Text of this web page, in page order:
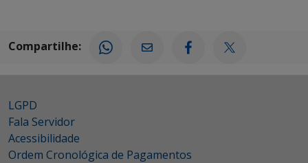
Compartilhe:
LGPD
Fala Servidor
Acessibilidade
Ordem Cronológica de Pagamentos